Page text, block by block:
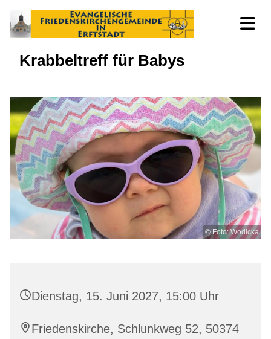
Krabbeltreff für Babys
© Foto: Wodicka
Dienstag, 15. Juni 2027, 15:00 Uhr
Friedenskirche, Schlunkweg 52, 50374